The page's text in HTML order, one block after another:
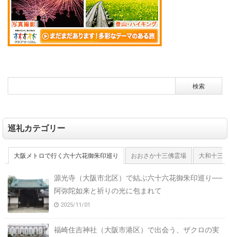
巡礼カテゴリー
大阪メトロで行く六十六花御朱印巡り おおさか十三佛霊場 大和十三
源光寺（大阪市北区）で結ぶ六十六花御朱印巡り──
阿弥陀如来と祈りの光に包まれて
2025/11/01
福崎住吉神社（大阪市港区）で出会う、ザクロの実